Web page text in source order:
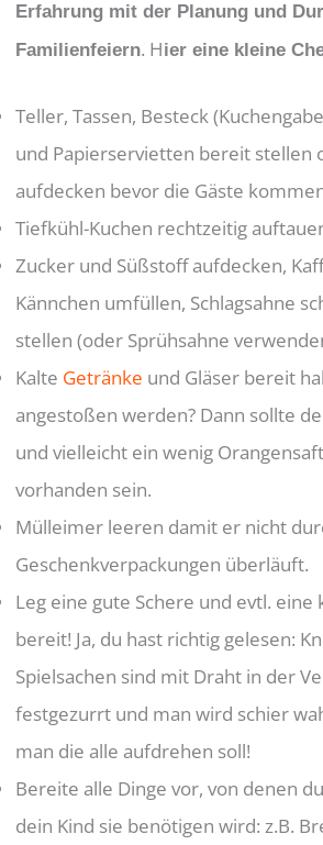
Erfahrung mit der Planung und
Familienfeiern. Hier eine kleine
Teller, Tassen, Besteck
und Papierservietten bereit stellen
aufdecken bevor die Gäste
Tiefkühl-Kuchen rechtzeitig
Zucker und Süßstoff aufdecken,
Kännchen umfüllen, Schlagsahne
stellen (oder Sprühsahne
Kalte Getränke und Gläser bereit
angestoßen werden? Dann sollte
und vielleicht ein wenig
vorhanden sein.
Mülleimer leeren damit er nicht
Geschenkverpackungen überläuft.
Leg eine gute Schere und evtl. eine
bereit! Ja, du hast richtig gelesen:
Spielsachen sind mit Draht in der
festgezurrt und man wird schier
man die alle aufdrehen soll!
Bereite alle Dinge vor, von denen
dein Kind sie benötigen wird: z.B.